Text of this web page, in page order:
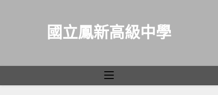
國立鳳新高級中學